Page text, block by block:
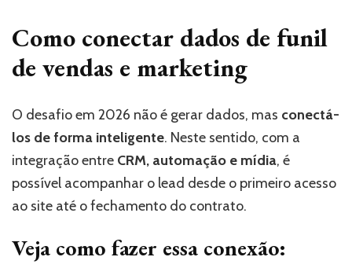
Como conectar dados de funil
de vendas e marketing
O desafio em 2026 não é gerar dados, mas conectá-
los de forma inteligente. Neste sentido, com a
integração entre CRM, automação e mídia, é
possível acompanhar o lead desde o primeiro acesso
ao site até o fechamento do contrato.
Veja como fazer essa conexão: